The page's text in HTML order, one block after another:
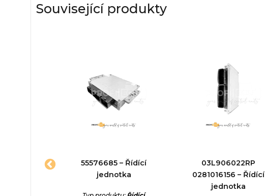
Související produkty
55576685 – Řídící
jednotka
03L906022RP
0281016156 – Řídící
jednotka